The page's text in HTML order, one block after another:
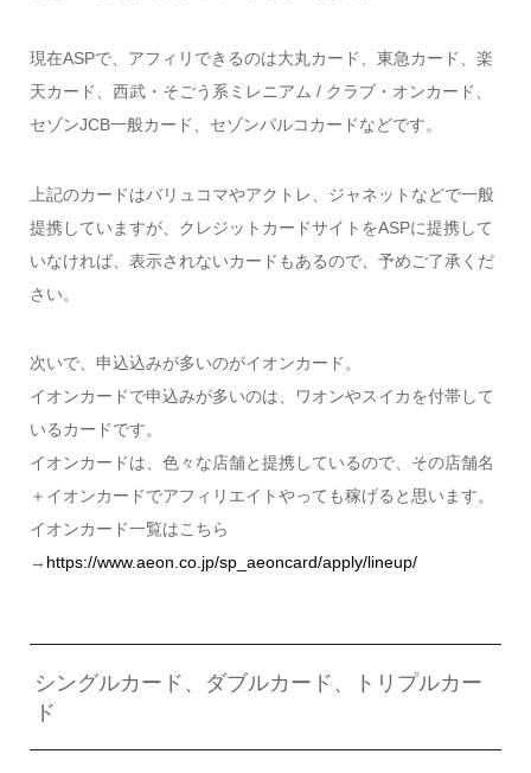
現在ASPで、アフィリできるのは大丸カード、東急カード、楽
天カード、西武・そごう系ミレニアム / クラブ・オンカード、
セゾンJCB一般カード、セゾンパルコカードなどです。
上記のカードはバリュコマやアクトレ、ジャネットなどで一般
提携していますが、クレジットカードサイトをASPに提携して
いなければ、表示されないカードもあるので、予めご了承くだ
さい。
次いで、 申込込みが多いのがイオンカード。
イオンカードで申込みが多いのは、ワオンやスイカを付帯して
いるカードです。
イオンカードは、色々な店舗と提携しているので、その店舗名
＋イオンカードでアフィリエイトやっても稼げると思います。
イオンカード一覧はこちら
→ https://www.aeon.co.jp/sp_aeoncard/apply/lineup/
シングルカード、ダブルカード、トリプルカー
ド